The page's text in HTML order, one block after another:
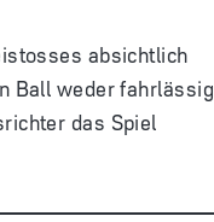
absichtlich
Ball weder fahrlässig
das Spiel